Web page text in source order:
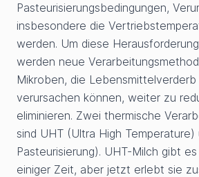
Pasteurisierungsbedingungen,
insbesondere die
werden. Um diese
werden neue
Mikroben, die
verursachen können, weiter zu
eliminieren. Zwei thermische
sind UHT (Ultra High
Pasteurisierung). UHT-Milch gibt
einiger Zeit, aber jetzt erlebt sie